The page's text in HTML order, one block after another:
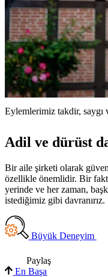
Eylemlerimiz takdir, saygı
Adil ve dürüst
Bir aile şirketi olarak
özellikle önemlidir. Bir
yerinde ve her zaman,
istediğimiz gibi davranırız.
Büyük Deneyim
Paylaş
En Başa